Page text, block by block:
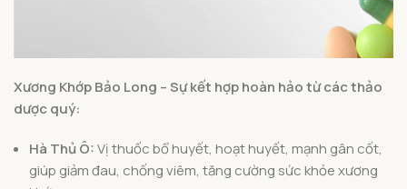
Xương Khớp Bảo Long – Sự kết hợp hoàn hảo từ các thảo
dược quý:
Hà Thủ Ô:Vị thuốc bổ huyết, hoạt huyết, mạnh gân cốt,
giúp giảm đau, chống viêm, tăng cường sức khỏe xương